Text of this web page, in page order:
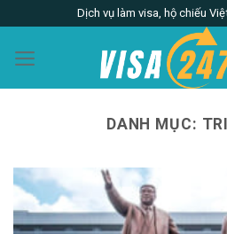
content
Dịch vụ làm visa, hộ chiếu
DANH MỤC: